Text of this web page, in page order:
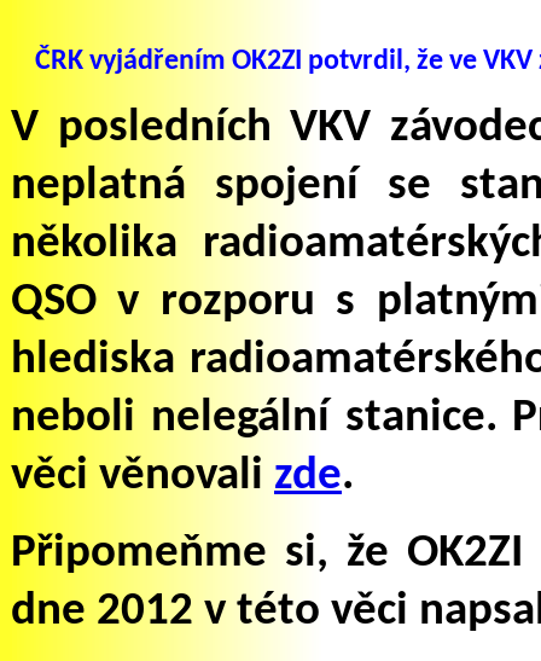
ČRK vyjádřením OK2ZI potvrdil, že ve
V posledních VKV
neplatná spojení se
několika
QSO v rozporu s
hlediska
neboli nelegální stanice.
věci věnovali zde.
Připomeňme si, že
dne 2012 v této věci